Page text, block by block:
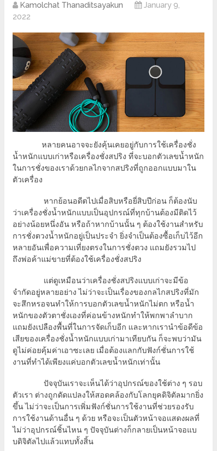
Kamolchat Thanaditsayakun
January 9,
2022
หลายคนอาจจะยังคุ้นเคยอยู่กับการใช้เครื่องชั่ง
น้ำหนักแบบเก่าหรือเครื่องชั่งสปริง ที่จะบอกตัวเลขน้ำหนัก
ในการชั่งของเราด้วยกลไกจากสปริงที่ถูกออกแบบมาใน
ตัวเครื่อง
หากย้อนอดีตไปเมื่อสิบหรือยี่สิบปีก่อน ก็ต้องนับ
ว่าเครื่องชั่งน้ำหนักแบบเป็นอุปกรณ์ที่ทุกบ้านต้องมีติดไว้
อย่างน้อยหนึ่งอัน หรือถ้าหากบ้านนั้น ๆ ต้องใช้งานสำหรับ
การชั่งตวงน้ำหนักอยู่เป็นประจำ ยิ่งจำเป็นต้องซื้อเก็บไว้อีก
หลายอันเพื่อความเที่ยงตรงในการชั่งตวง แถมยังรวมไป
ถึงพ่อค้าแม่ขายที่ต้องใช้เครื่องชั่งสปริง
แต่ดูเหมือนว่าเครื่องชั่งสปริงแบบเก่าจะมีข้อ
จำกัดอยู่หลายอย่าง ไม่ว่าจะเป็นเรื่องของกลไกสปริงที่มัก
จะสึกหรอจนทำให้การบอกตัวเลขน้ำหนักไม่ตก หรือน้ำ
หนักของตัวตาชั่งเองที่ค่อนข้างหนักทำให้พกพาลำบาก
แถมยังเปลืองพื้นที่ในการจัดเก็บอีก และหากเรานำข้อดีข้อ
เสียของเครื่องชั่งน้ำหนักแบบเก่ามาเทียบกัน ก็จะพบว่ามัน
ดูไม่ค่อยคุ้มค่าเอาซะเลย เมื่อต้องแลกกับฟังก์ชั่นการใช้
งานที่ทำได้เพียงแค่บอกตัวเลขน้ำหนักเท่านั้น
ปัจจุบันเราจะเห็นได้ว่าอุปกรณ์ของใช้ต่าง ๆ รอบ
ตัวเรา ต่างถูกดัดแปลงให้สอดคล้องกับโลกยุคดิจิตัลมากยิ่ง
ขึ้น ไม่ว่าจะเป็นการเพิ่มฟังก์ชั่นการใช้งานที่ช่วยรองรับ
การใช้งานด้านอื่น ๆ ด้วย หรือจะเป็นตัวหน้าจอแสดงผลที่
ไม่ว่าอุปกรณ์ชิ้นไหน ๆ ปัจจุบันต่างก็กลายเป็นหน้าจอแบ
บดิจิตัลไปแล้วแทบทั้งสิ้น